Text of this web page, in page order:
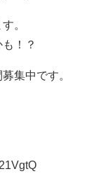
。
！？
集中です。